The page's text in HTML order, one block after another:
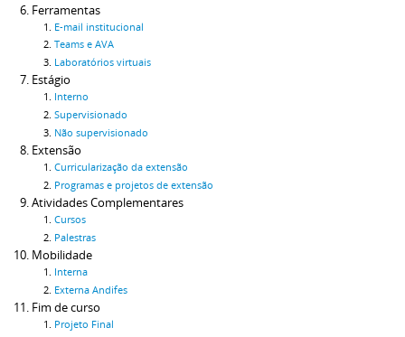
Ferramentas
E-mail institucional
Teams e AVA
Laboratórios virtuais
Estágio
Interno
Supervisionado
Não supervisionado
Extensão
Curricularização da extensão
Programas e projetos de extensão
Atividades Complementares
Cursos
Palestras
Mobilidade
Interna
Externa Andifes
Fim de curso
Projeto Final